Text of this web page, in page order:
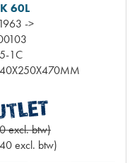
60L
->
1C
excl. btw)
excl. btw)